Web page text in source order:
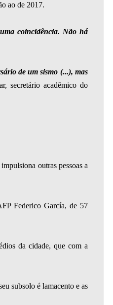
ao de 2017.
coincidência. Não há
de um sismo (...), mas
secretário acadêmico do
outras pessoas a
Federico García, de 57
da cidade, que com a
subsolo é lamacento e as